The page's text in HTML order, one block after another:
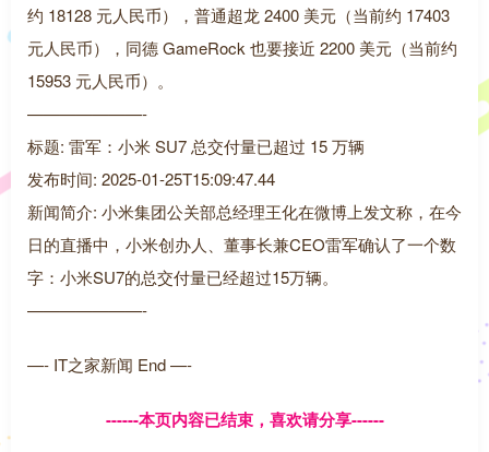
约 18128 元人民币），普通超龙 2400 美元（当前约 17403
元人民币），同德 GameRock 也要接近 2200 美元（当前约
15953 元人民币）。
———————-
标题: 雷军：小米 SU7 总交付量已超过 15 万辆
发布时间: 2025-01-25T15:09:47.44
新闻简介: 小米集团公关部总经理王化在微博上发文称，在今
日的直播中，小米创办人、董事长兼CEO雷军确认了一个数
字：小米SU7的总交付量已经超过15万辆。
———————-
—- IT之家新闻 End —-
------本页内容已结束，喜欢请分享------